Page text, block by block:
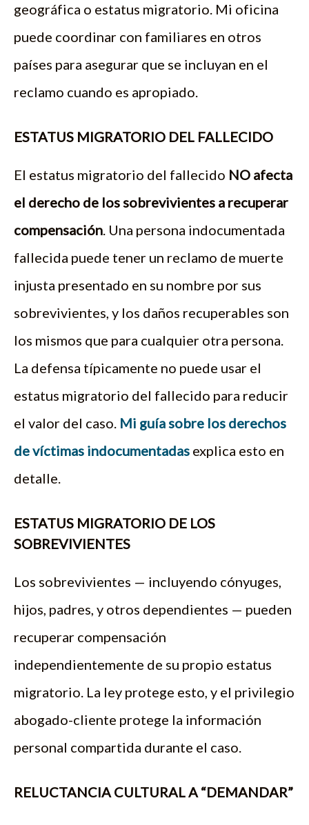
geográfica o estatus migratorio. Mi oficina
puede coordinar con familiares en otros
países para asegurar que se incluyan en el
reclamo cuando es apropiado.
ESTATUS MIGRATORIO DEL FALLECIDO
El estatus migratorio del fallecido NO afecta
el derecho de los sobrevivientes a recuperar
compensación. Una persona indocumentada
fallecida puede tener un reclamo de muerte
injusta presentado en su nombre por sus
sobrevivientes, y los daños recuperables son
los mismos que para cualquier otra persona.
La defensa típicamente no puede usar el
estatus migratorio del fallecido para reducir
el valor del caso. Mi guía sobre los derechos
de víctimas indocumentadas explica esto en
detalle.
ESTATUS MIGRATORIO DE LOS
SOBREVIVIENTES
Los sobrevivientes — incluyendo cónyuges,
hijos, padres, y otros dependientes — pueden
recuperar compensación
independientemente de su propio estatus
migratorio. La ley protege esto, y el privilegio
abogado-cliente protege la información
personal compartida durante el caso.
RELUCTANCIA CULTURAL A “DEMANDAR”